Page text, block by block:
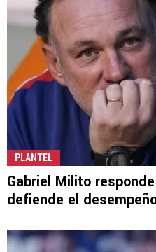
PLANTEL
Gabriel Milito
defiende el